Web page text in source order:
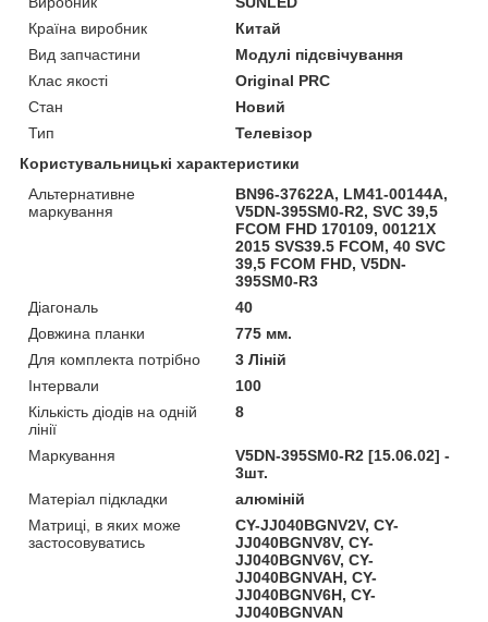
Країна виробник
Китай
Вид запчастини
Модулі підсвічування
Клас якості
Original PRC
Стан
Новий
Тип
Телевізор
Користувальницькі характеристики
Альтернативне
маркування
BN96-37622A, LM41-00144A,
V5DN-395SM0-R2, SVC 39,5
FCOM FHD 170109, 00121X
2015 SVS39.5 FCOM, 40 SVC
39,5 FCOM FHD, V5DN-
395SM0-R3
Діагональ
40
Довжина планки
775 мм.
Для комплекта потрібно
3 Ліній
Інтервали
100
Кількість діодів на одній
лінії
8
Маркування
V5DN-395SM0-R2 [15.06.02] -
3шт.
Матеріал підкладки
алюміній
Матриці, в яких може
застосовуватись
CY-JJ040BGNV2V, CY-
JJ040BGNV8V, CY-
JJ040BGNV6V, CY-
JJ040BGNVAH, CY-
JJ040BGNV6H, CY-
JJ040BGNVAN